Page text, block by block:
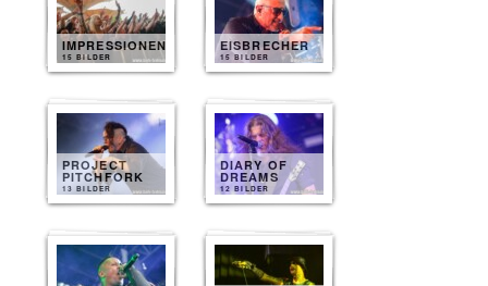
IMPRESSIONEN
15 BILDER
EISBRECHER
15 BILDER
PROJECT
PITCHFORK
13 BILDER
DIARY OF
DREAMS
12 BILDER